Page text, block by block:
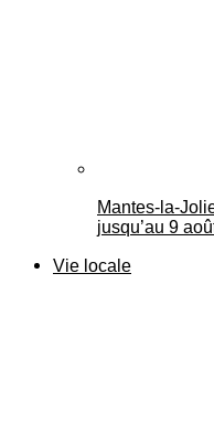
Mantes-la-
jusqu’au 9
Vie locale